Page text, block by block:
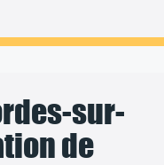
sur-
de